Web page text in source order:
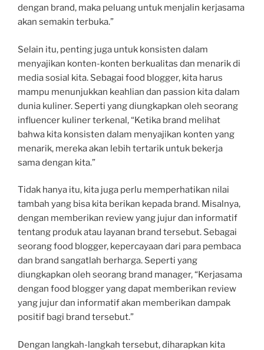
dengan brand, maka peluang untuk menjalin kerjasama
akan semakin terbuka.”
Selain itu, penting juga untuk konsisten dalam
menyajikan konten-konten berkualitas dan menarik di
media sosial kita. Sebagai food blogger, kita harus
mampu menunjukkan keahlian dan passion kita dalam
dunia kuliner. Seperti yang diungkapkan oleh seorang
influencer kuliner terkenal, “Ketika brand melihat
bahwa kita konsisten dalam menyajikan konten yang
menarik, mereka akan lebih tertarik untuk bekerja
sama dengan kita.”
Tidak hanya itu, kita juga perlu memperhatikan nilai
tambah yang bisa kita berikan kepada brand. Misalnya,
dengan memberikan review yang jujur dan informatif
tentang produk atau layanan brand tersebut. Sebagai
seorang food blogger, kepercayaan dari para pembaca
dan brand sangatlah berharga. Seperti yang
diungkapkan oleh seorang brand manager, “Kerjasama
dengan food blogger yang dapat memberikan review
yang jujur dan informatif akan memberikan dampak
positif bagi brand tersebut.”
Dengan langkah-langkah tersebut, diharapkan kita